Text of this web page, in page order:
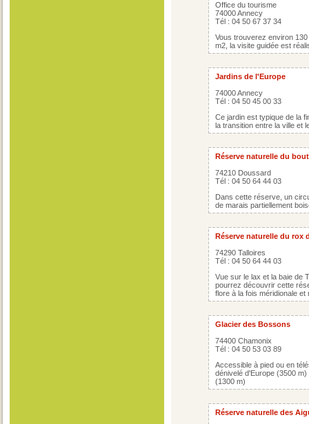
Office du tourisme
74000 Annecy
Tél : 04 50 67 37 34
Vous trouverez environ
m2, la visite guidée est
Jardins de l'Europe
74000 Annecy
Tél : 04 50 45 00 33
Ce jardin est typique de la
la transition entre la ville et
Réserve naturelle du
74210 Doussard
Tél : 04 50 64 44 03
Dans cette réserve, un
de marais partiellement
Réserve naturelle du rox
74290 Talloires
Tél : 04 50 64 44 03
Vue sur le lax et la baie de
pourrez découvrir cette
flore à la fois méridionale et
Glacier des Bossons
74400 Chamonix
Tél : 04 50 53 03 89
Accessible à pied ou en
dénivelé d'Europe (3500
(1300 m)
Réserve naturelle des